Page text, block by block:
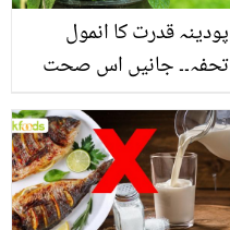
پودینہ قدرت کا انمول
تحفہ۔۔ جانیں اس صحت
انگیز طبی فوائد